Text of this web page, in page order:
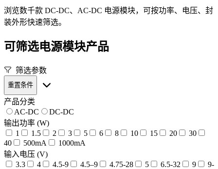
浏览数千款 DC-DC、AC-DC 电源模块，可按功率、电压、封
装外形快速筛选。
可筛选电源模块产品
筛选参数
重置条件
产品分类
AC-DC
DC-DC
输出功率 (W)
1
1.5 2 3 5 6 8 10 15 20
30
40
500mA
1000mA
输入电压 (V)
3.3
4 4.5-9 4.5–9 4.75-28 5 6.5-32 9
9-